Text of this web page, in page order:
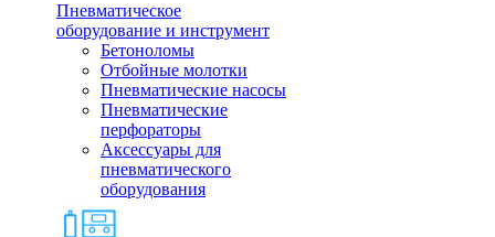
Пневматическое
оборудование и инструмент
Бетоноломы
Отбойные молотки
Пневматические насосы
Пневматические
перфораторы
Аксессуары для
пневматического
оборудования